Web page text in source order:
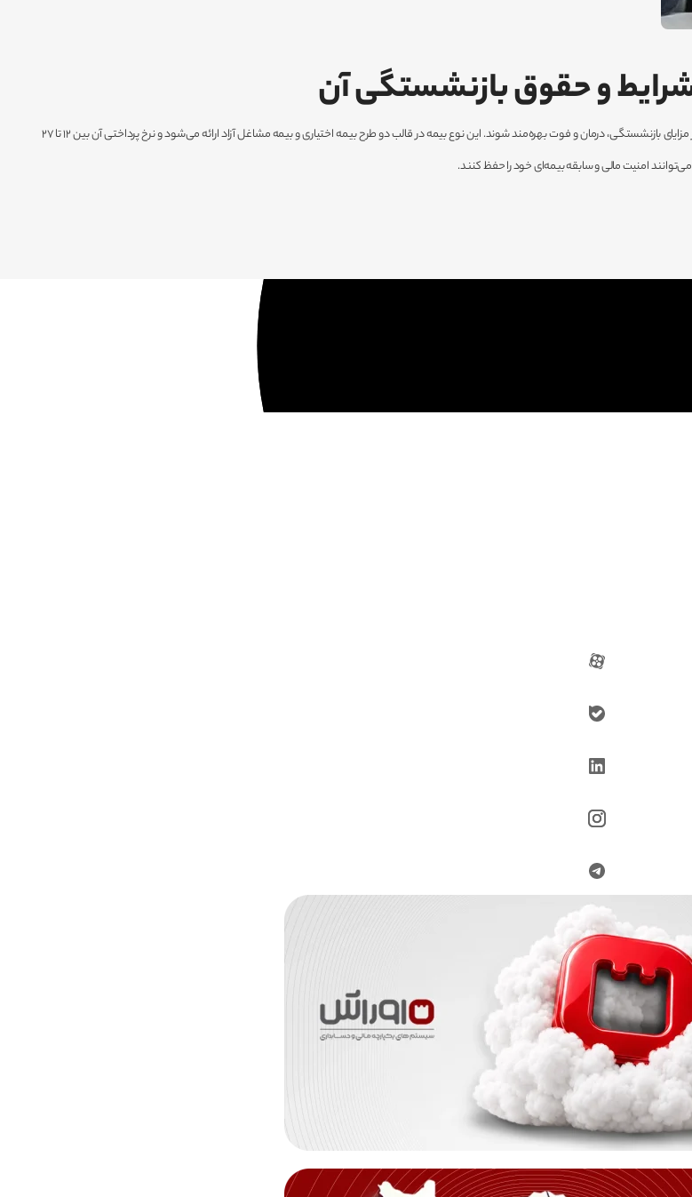
و حقوق بازنشستگی آن
بیمه خویش‌فرما راهکاری قانونی برای افرادی است که کارفرما ندارند و می‌خواهند خودشان حق بیمه را پرداخت کنند تا از مزایای بازنشستگی، درمان و فوت بهره‌مند شوند. این نوع بیمه در قالب دو طرح بیمه اختیاری و بیمه مشاغل آزاد ارائه می‌شود و نرخ پرداختی آن بین ۱۲ تا ۲۷
امنیت مالی و سابقه بیمه‌ای خود را حفظ کنند.